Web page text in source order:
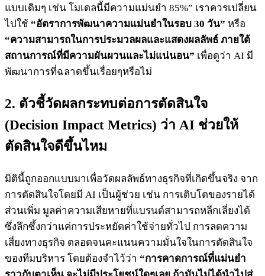
แบบเดิมๆ เช่น โมเดลนี้มีความแม่นยำ 85%” เราควรเปลี่ยน
ไปใช้ “อัตราการพัฒนาความแม่นยำในรอบ 30 วัน” หรือ
“ความสามารถในการประมวลผลและแสดงผลลัพธ์ ภายใต้
สถานการณ์ที่มีความผันผวนและไม่แน่นอน” เพื่อดูว่า AI มี
พัฒนาการที่ฉลาดขึ้นเรื่อยๆหรือไม่
2. ตัวชี้วัดผลกระทบต่อการตัดสินใจ
(Decision Impact Metrics) ว่า AI ช่วยให้
ตัดสินใจดีขึ้นไหม
มิตินี้ถูกออกแบบมาเพื่อวัดผลลัพธ์ทางธุรกิจที่เกิดขึ้นจริง จาก
การตัดสินใจโดยมี AI เป็นผู้ช่วย เช่น การเติบโตของรายได้
ส่วนเพิ่ม มูลค่าความเสียหายที่แบรนด์สามารถหลีกเลี่ยงได้
ซึ่งลึกซึ้งกว่าแค่การประหยัดค่าใช้จ่ายทั่วไป การลดความ
เสี่ยงทางธุรกิจ ตลอดจนคะแนนความมั่นใจในการตัดสินใจ
ของทีมบริหาร โดยต้องจำไว้ว่า “การคาดการณ์ที่แม่นยำ